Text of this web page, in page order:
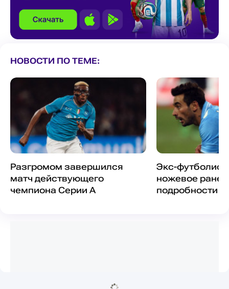
НОВОСТИ ПО ТЕМЕ:
Разгромом завершился
матч действующего
чемпиона Серии А
Экс-
ножевое
подробности